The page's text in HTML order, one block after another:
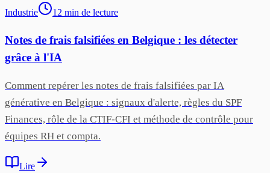
Industrie
12 min de lecture
Notes de frais falsifiées en Belgique : les détecter
grâce à l'IA
Comment repérer les notes de frais falsifiées par IA
générative en Belgique : signaux d'alerte, règles du SPF
Finances, rôle de la CTIF-CFI et méthode de contrôle pour
équipes RH et compta.
Lire